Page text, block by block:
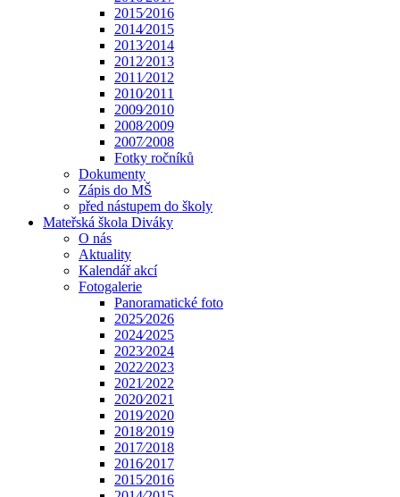
2015⁄2016
2014⁄2015
2013⁄2014
2012⁄2013
2011⁄2012
2010⁄2011
2009⁄2010
2008⁄2009
2007⁄2008
Fotky ročníků
Dokumenty
Zápis do MŠ
před nástupem do školy
Mateřská škola Diváky
O nás
Aktuality
Kalendář akcí
Fotogalerie
Panoramatické foto
2025⁄2026
2024⁄2025
2023⁄2024
2022⁄2023
2021⁄2022
2020⁄2021
2019⁄2020
2018⁄2019
2017⁄2018
2016⁄2017
2015⁄2016